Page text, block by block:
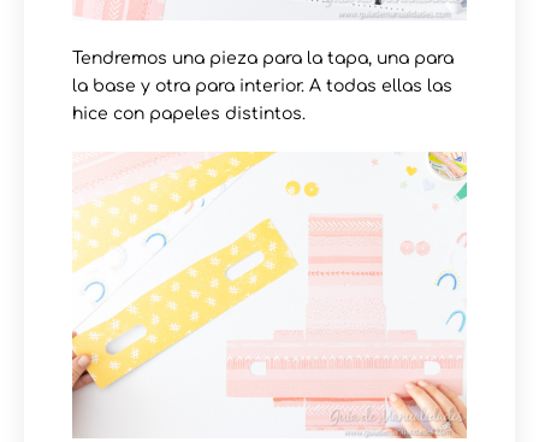
Tendremos una pieza para la tapa, una para
la base y otra para interior. A todas ellas las
hice con papeles distintos.